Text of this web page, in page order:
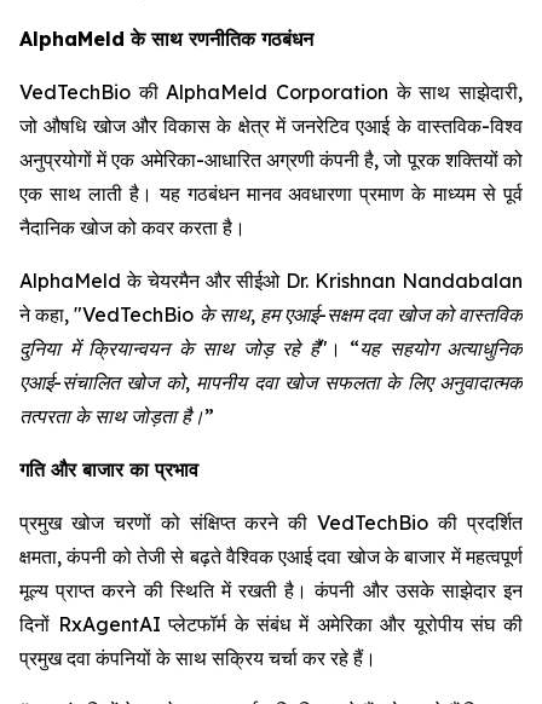
AlphaMeld के साथ रणनीतिक गठबंधन
VedTechBio की AlphaMeld Corporation के साथ साझेदारी,
जो औषधि खोज और विकास के क्षेत्र में जनरेटिव एआई के वास्तविक-विश्व
अनुप्रयोगों में एक अमेरिका-आधारित अग्रणी कंपनी है, जो पूरक शक्तियों को
एक साथ लाती है। यह गठबंधन मानव अवधारणा प्रमाण के माध्यम से पूर्व
नैदानिक खोज को कवर करता है।
AlphaMeld के चेयरमैन और सीईओ Dr. Krishnan Nandabalan
ने कहा,"VedTechBio के साथ, हम एआई-सक्षम दवा खोज को वास्तविक
दुनिया में क्रियान्वयन के साथ जोड़ रहे हैं" । “यह सहयोग अत्याधुनिक
एआई-संचालित खोज को, मापनीय दवा खोज सफलता के लिए अनुवादात्मक
तत्परता के साथ जोड़ता है।”
गति और बाजार का प्रभाव
प्रमुख खोज चरणों को संक्षिप्त करने की VedTechBio की प्रदर्शित
क्षमता, कंपनी को तेजी से बढ़ते वैश्विक एआई दवा खोज के बाजार में महत्वपूर्ण
मूल्य प्राप्त करने की स्थिति में रखती है। कंपनी और उसके साझेदार इन
दिनों RxAgentAI प्लेटफॉर्म के संबंध में अमेरिका और यूरोपीय संघ की
प्रमुख दवा कंपनियों के साथ सक्रिय चर्चा कर रहे हैं।